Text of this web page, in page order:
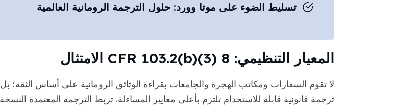
تسليط الضوء على موتا وورد: حلول الترجمة الرومانية العالمية
المعيار التنظيمي: 8 CFR 103.2(b)(3) الامتثال
لا تقوم السفارات ومكاتب الهجرة والجامعات بقراءة الوثائق الرومانية على أساس الثقة؛
ترجمة قانونية قابلة للاستخدام تلتزم بأعلى معايير المساءلة. تربط الترجمة المعتمدة النسخة